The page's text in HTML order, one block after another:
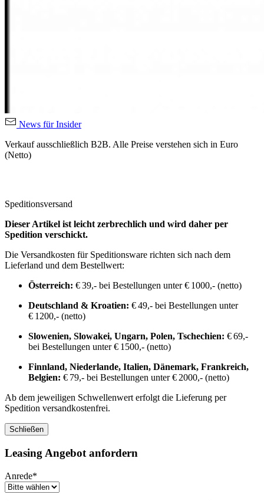
News für Insider
Verkauf ausschließlich B2B. Alle Preise verstehen sich in Euro
(Netto)
Speditionsversand
Dieser Artikel ist leicht zerbrechlich und wird daher per
Spedition verschickt.
Die Versandkosten für Speditionsware richten sich nach dem
Lieferland und dem Bestellwert:
Österreich: € 39,- bei Bestellungen unter € 1000,- (netto)
Deutschland & Kroatien: € 49,- bei Bestellungen unter
€ 1200,- (netto)
Slowenien, Slowakei, Ungarn, Polen, Tschechien: € 69,-
bei Bestellungen unter € 1500,- (netto)
Finnland, Niederlande, Italien, Dänemark, Frankreich,
Belgien: € 79,- bei Bestellungen unter € 2000,- (netto)
Ab dem jeweiligen Schwellenwert erfolgt die Lieferung per
Spedition versandkostenfrei.
Schließen
Leasing Angebot anfordern
Anrede*